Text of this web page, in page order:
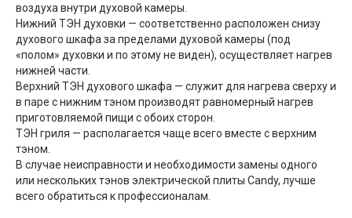
воздуха внутри духовой камеры.
Нижний ТЭН духовки — соответственно расположен снизу
духового шкафа за пределами духовой камеры (под
«полом» духовки и по этому не виден), осуществляет нагрев
нижней части.
Верхний ТЭН духового шкафа — служит для нагрева сверху и
в паре с нижним тэном производят равномерный нагрев
приготовляемой пищи с обоих сторон.
ТЭН гриля — располагается чаще всего вместе с верхним
тэном.
В случае неисправности и необходимости замены одного
или нескольких тэнов электрической плиты Candy, лучше
всего обратиться к профессионалам.